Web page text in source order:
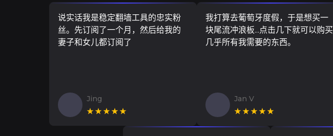
说实话我是稳定翻墙工具的忠实粉
丝。先订阅了一个月，然后给我的
妻子和女儿都订阅了
Jing
★★★★★
我打算去葡萄牙度假，于是想买一
块尾流冲浪板...点击几下就可以购买
几乎所有我需要的东西。
Jan V
★★★★★